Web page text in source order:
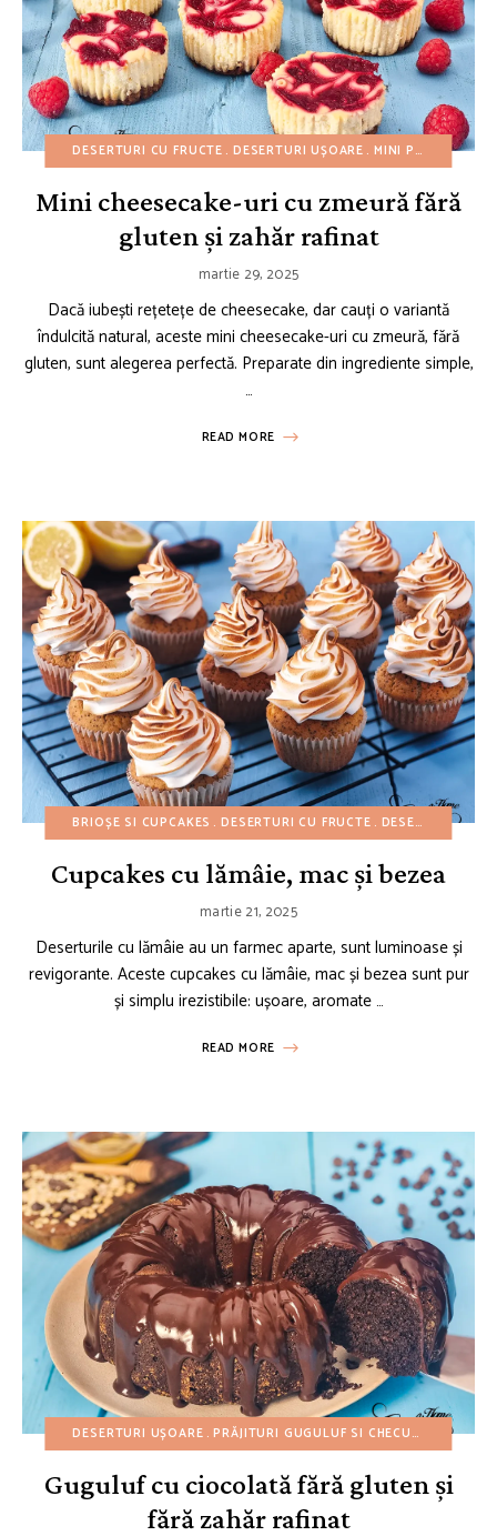
DESERTURI CU FRUCTE DESERTURI UȘOARE MINI PRĂJITURI
Mini cheesecake-uri cu zmeură fără
gluten și zahăr rafinat
martie 29, 2025
Dacă iubești rețetețe de cheesecake, dar cauți o variantă
îndulcită natural, aceste mini cheesecake-uri cu zmeură, fără
gluten, sunt alegerea perfectă. Preparate din ingrediente simple,
…
READ MORE
BRIOȘE SI CUPCAKES DESERTURI CU FRUCTE DESERTURI UȘOARE
Cupcakes cu lămâie, mac și bezea
martie 21, 2025
Deserturile cu lămâie au un farmec aparte, sunt luminoase și
revigorante. Aceste cupcakes cu lămâie, mac și bezea sunt pur
și simplu irezistibile: ușoare, aromate …
READ MORE
DESERTURI UȘOARE PRĂJITURI GUGULUF SI CHECURI REȚETE
Guguluf cu ciocolată fără gluten și
fără zahăr rafinat